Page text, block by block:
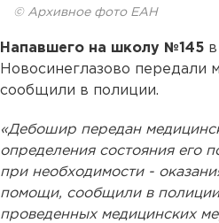
© Архивное фото ЕАН
Напавшего на школу №145
Новосинеглазово передали
сообщили в полиции.
«Дебошир передан
определения состояния его
при необходимости -
помощи, сообщили в
проведенных медицинских